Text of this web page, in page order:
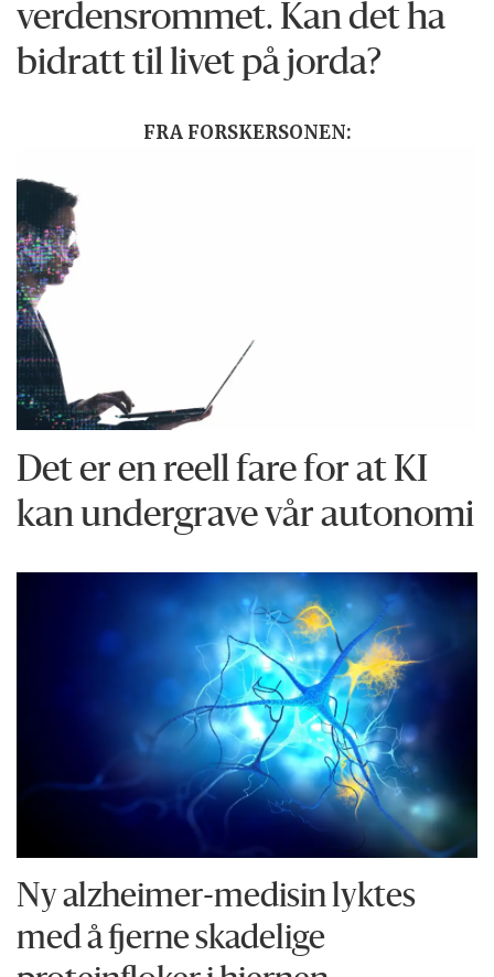
verdensrommet. Kan det ha
bidratt til livet på jorda?
FRA FORSKERSONEN:
Det er en reell fare for at KI
kan undergrave vår autonomi
Ny alzheimer-medisin lyktes
med å fjerne skadelige